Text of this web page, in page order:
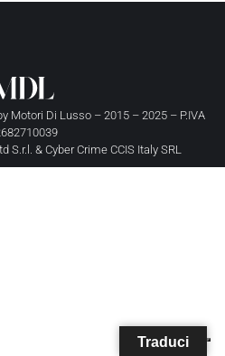
Motori Di Lusso– 2015 – 2025 – P.IVA
S.r.l. & Cyber Crime CCIS Italy SRL
Traduci